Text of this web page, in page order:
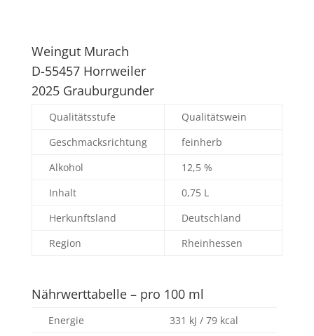
Weingut Murach
D-55457 Horrweiler
2025 Grauburgunder
Qualitätsstufe
Qualitätswein
Geschmacksrichtung
feinherb
Alkohol
12,5 %
Inhalt
0,75 L
Herkunftsland
Deutschland
Region
Rheinhessen
Nährwerttabelle – pro 100 ml
Energie
331 kJ / 79 kcal